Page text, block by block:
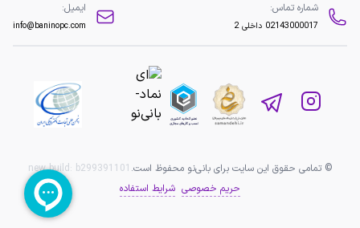
شماره تماس:
02143000017 داخلی 2
ایمیل:
info@baninopc.com
© تمامی حقوق این سایت برای بانی‌نو محفوظ است. new build: b299391101
حریم خصوصی شرایط استفاده